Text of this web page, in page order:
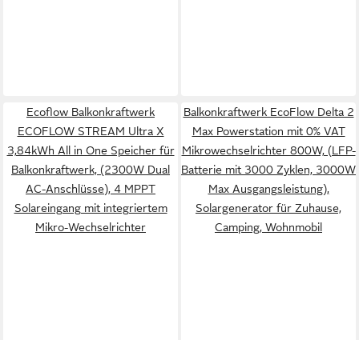
Ecoflow Balkonkraftwerk
ECOFLOW STREAM Ultra X
3,84kWh All in One Speicher für
Balkonkraftwerk, (2300W Dual
AC-Anschlüsse), 4 MPPT
Solareingang mit integriertem
Mikro-Wechselrichter
Balkonkraftwerk EcoFlow Delta 2
Max Powerstation mit 0% VAT
Mikrowechselrichter 800W, (LFP-
Batterie mit 3000 Zyklen, 3000W
Max Ausgangsleistung),
Solargenerator für Zuhause,
Camping, Wohnmobil